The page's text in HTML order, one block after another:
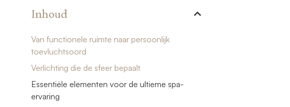
Inhoud
Van functionele ruimte naar persoonlijk
toevluchtsoord
Verlichting die de sfeer bepaalt
Essentiële elementen voor de ultieme spa-
ervaring